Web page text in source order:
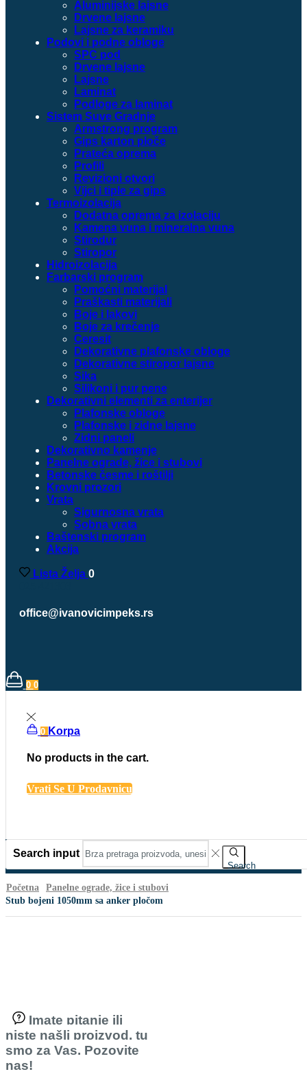
Aluminijske lajsne
Drvene lajsne
Lajsne za keramiku
Podovi i podne obloge
SPC pod
Drvene lajsne
Lajsne
Laminat
Podloge za laminat
Sistem Suve Gradnje
Armstrong program
Gips karton ploče
Prateća oprema
Profili
Revizioni otvori
Vijci i tiple za gips
Termoizolacija
Dodatna oprema za izolaciju
Kamena vuna i mineralna vuna
Stirodur
Stiropor
Hidroizolacija
Farbarski program
Pomoćni materijal
Praškasti materijali
Boje i lakovi
Boje za krečenje
Ceresit
Dekorativne plafonske obloge
Dekorativne stiropor lajsne
Sika
Silikoni i pur pene
Dekorativni elementi za enterijer
Plafonske obloge
Plafonske i zidne lajsne
Zidni paneli
Dekorativno kamenje
Panelne ograde, žice i stubovi
Betonske česme i roštilji
Krovni prozori
Vrata
Sigurnosna vrata
Sobna vrata
Baštenski program
Akcija
Lista Želja 0
office@ivanovicimpeks.rs
0 0
0 Korpa
No products in the cart.
Vrati Se U Prodavnicu
Search input
Search
Početna
Panelne ograde, žice i stubovi
Stub bojeni 1050mm sa anker pločom
Imate pitanje ili
niste našli proizvod, tu
smo za Vas. Pozovite
nas!